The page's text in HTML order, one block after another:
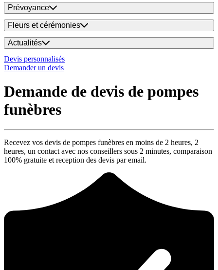
Prévoyance
Fleurs et cérémonies
Actualités
Devis personnalisés
Demander un devis
Demande de devis de pompes
funèbres
Recevez vos devis de pompes funèbres en moins de 2 heures, 2
heures, un contact avec nos conseillers sous 2 minutes, comparaison
100% gratuite et reception des devis par email.